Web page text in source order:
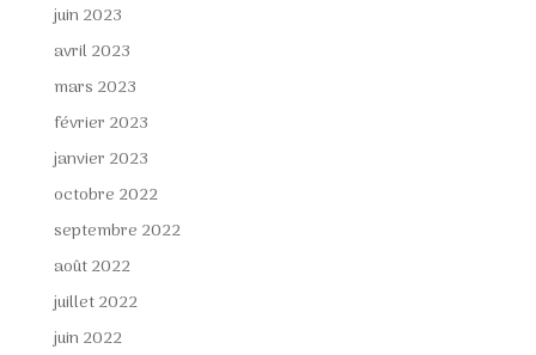
juin 2023
avril 2023
mars 2023
février 2023
janvier 2023
octobre 2022
septembre 2022
août 2022
juillet 2022
juin 2022